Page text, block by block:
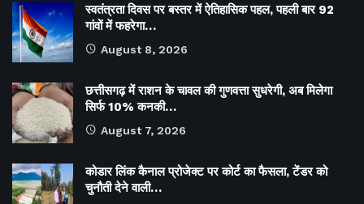
स्वतंत्रता दिवस पर बस्तर में ऐतिहासिक पहल, पहली बार 92
गांवों में फहरेगा…
August 8, 2026
छत्तीसगढ़ में राशन के चावल की गुणवत्ता सुधरेगी, अब मिलेगा
सिर्फ 10% कनकी…
August 7, 2026
कोडार लिंक कैनाल प्रोजेक्ट पर कोर्ट का फैसला, टेंडर को
चुनौती देने वाली…